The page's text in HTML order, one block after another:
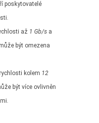
poskytovatelé
až 1 Gb/s a
být omezena
kolem 12
být více ovlivněn